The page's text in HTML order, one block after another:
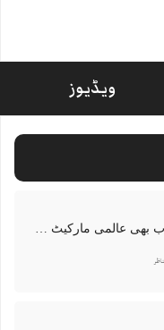
ویڈیوز
Made in Pakistan اب بھی عالمی مارکیٹ میں موجود | پاکستانی برآمدات کو درپیش چیلنجز